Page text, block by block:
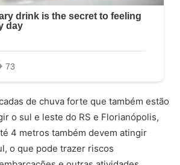
de chuva forte que também estão
o sul e leste do RS e Florianópolis,
4 metros também devem atingir
o que pode trazer riscos